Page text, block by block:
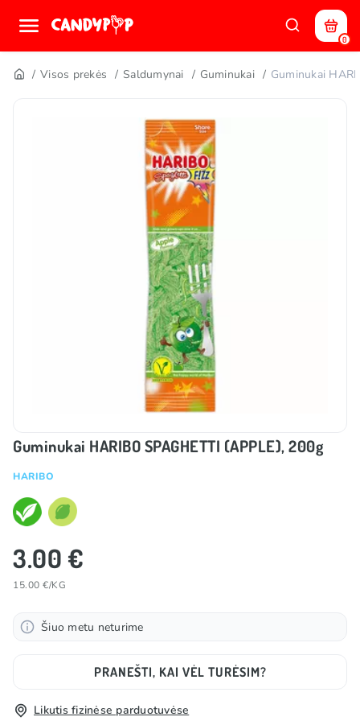
0
Visos prekės Saldumynai Guminukai Guminukai
Guminukai HARIBO SPAGHETTI (APPLE), 200g
HARIBO
3.00 €
15.00 €/KG
Šiuo metu neturime
PRANEŠTI, KAI VĖL TURĖSIM?
Likutis fizinėse parduotuvėse